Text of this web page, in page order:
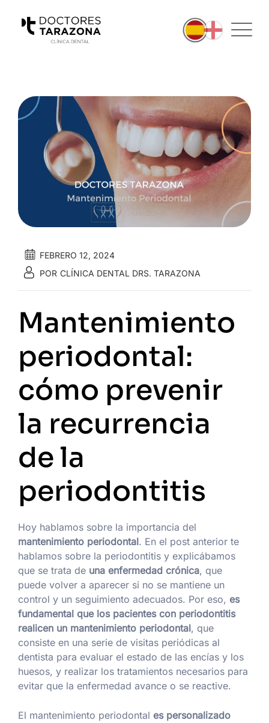
FEBRERO 12, 2024
POR CLÍNICA DENTAL DRS. TARAZONA
Mantenimiento
periodontal:
cómo prevenir
la recurrencia
de la
periodontitis
Hoy hablamos sobre la importancia del
mantenimiento periodontal. En el post anterior te
hablamos sobre la periodontitis y explicábamos
que se trata de una enfermedad crónica, que
puede volver a aparecer si no se mantiene un
control y un seguimiento adecuados. Por eso, es
fundamental que los pacientes con periodontitis
realicen un mantenimiento periodontal, que
consiste en una serie de visitas periódicas al
dentista para evaluar el estado de las encías y los
huesos, y realizar los tratamientos necesarios para
evitar que la enfermedad avance o se reactive.
El mantenimiento periodontal es personalizado